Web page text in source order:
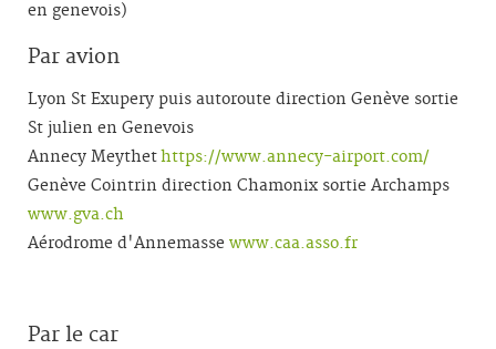
en genevois)
Par avion
Lyon St Exupery puis autoroute direction Genève sortie
St julien en Genevois
Annecy Meythethttps://www.annecy-airport.com/
Genève Cointrin direction Chamonix sortie Archamps
www.gva.ch
Aérodrome d'Annemasse www.caa.asso.fr
Par le car